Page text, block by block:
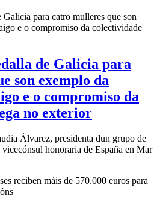
de Galicia para
son exemplo da
e o compromiso da
no exterior
Álvarez, presidenta dun grupo de
honoraria de España en Mar